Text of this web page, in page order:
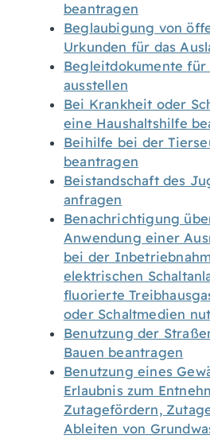
beantragen
Beglaubigung von
Urkunden für das
Begleitdokumente
ausstellen
Bei Krankheit oder
eine Haushaltshilfe
Beihilfe bei der
beantragen
Beistandschaft des
anfragen
Benachrichtigung
Anwendung einer
bei der
elektrischen
fluorierte
oder Schaltmedien
Benutzung der
Bauen beantragen
Benutzung eines
Erlaubnis zum
Zutagefördern,
Ableiten von